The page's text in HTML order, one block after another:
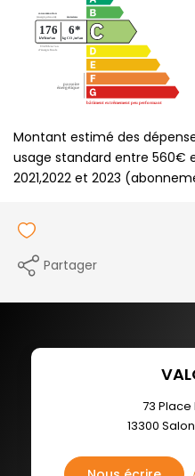
Montant estimé des
usage standard entre 560€
2021,2022 et 2023
Partager
73 Place
13300